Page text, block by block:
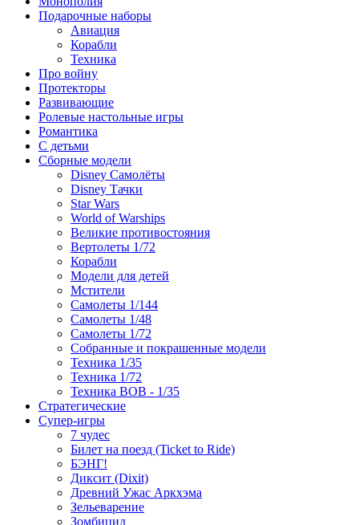
Подарочные наборы
Авиация
Корабли
Техника
Про войну
Протекторы
Развивающие
Ролевые настольные игры
Романтика
С детьми
Сборные модели
Disney Самолёты
Disney Тачки
Star Wars
World of Warships
Великие противостояния
Вертолеты 1/72
Корабли
Модели для детей
Мстители
Самолеты 1/144
Самолеты 1/48
Самолеты 1/72
Собранные и покрашенные модели
Техника 1/35
Техника 1/72
Техника ВОВ - 1/35
Стратегические
Супер-игры
7 чудес
Билет на поезд (Ticket to Ride)
БЭНГ!
Диксит (Dixit)
Древний Ужас Аркхэма
Зельеварение
Зомбицид